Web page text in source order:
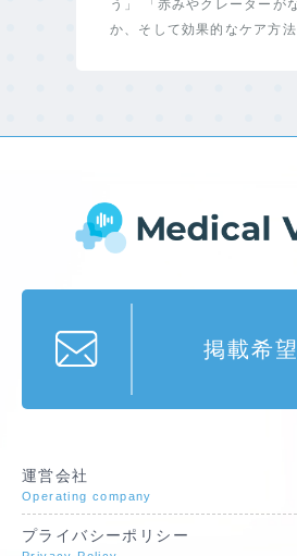
う」 「赤みやクレーターが
か、そして効果的なケア方
掲載希
運営会社
Operating company
プライバシーポリシー